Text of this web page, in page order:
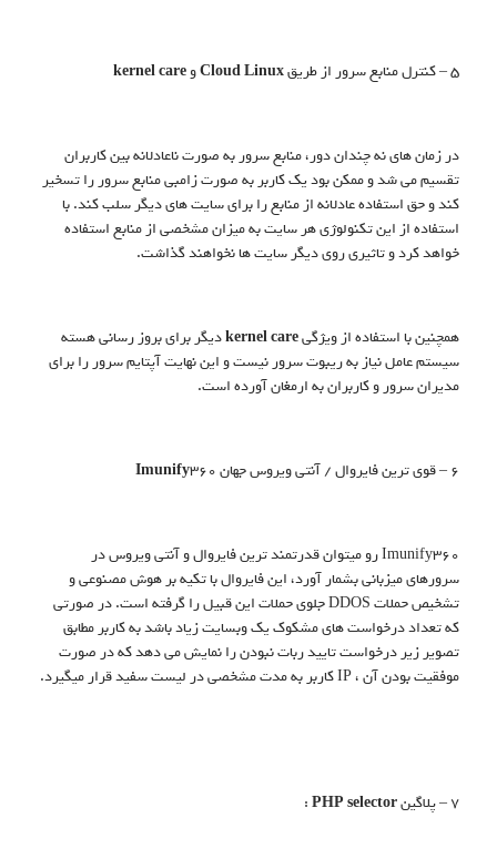
5 – کنترل منابع سرور از طریق Cloud Linuxوkernel care
در زمان های نه چندان دور، منابع سرور به صورت ناعادلانه بین کاربران
تقسیم می شد و ممکن بود یک کاربر به صورت زامبی منابع سرور را تسخیر
کند و حق استفاده عادلانه از منابع را برای سایت های دیگر سلب کند. با
استفاده از این تکنولوژی هر سایت به میزان مشخصی از منابع استفاده
خواهد کرد و تاثیری روی دیگر سایت ها نخواهند گذاشت.
همچنین با استفاده از ویژگیkernel careدیگر برای بروز رسانی هسته
سیستم عامل نیاز به ریبوت سرور نیست و این نهایت آپتایم سرور را برای
مدیران سرور و کاربران به ارمغان آورده است.
6 – قوی ترین فایروال / آنتی ویروس جهان Imunify360
Imunify360 رو میتوان قدرتمند ترین فایروال و آنتی ویروس در
سرورهای میزبانی بشمار آورد، این فایروال با تکیه بر هوش مصنوعی و
تشخیص حملات DDOS جلوی حملات این قبیل را گرفته است. در صورتی
که تعداد درخواست های مشکوک یک وبسایت زیاد باشد به کاربر مطابق
تصویر زیر درخواست تایید ربات نبودن را نمایش می دهد که در صورت
موفقیت بودن آن ، IP کاربر به مدت مشخصی در لیست سفید قرار میگیرد.
7 – پلاگین PHP selector
: